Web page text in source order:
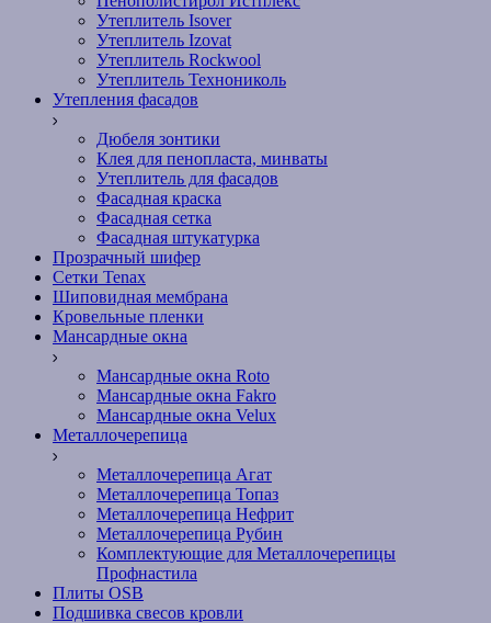
Утеплитель Isover
Утеплитель Izovat
Утеплитель Rockwool
Утеплитель Технониколь
Утепления фасадов
Дюбеля зонтики
Клея для пенопласта, минваты
Утеплитель для фасадов
Фасадная краска
Фасадная сетка
Фасадная штукатурка
Прозрачный шифер
Сетки Tenax
Шиповидная мембрана
Кровельные пленки
Мансардные окна
Мансардные окна Roto
Мансардные окна Fakro
Мансардные окна Velux
Металлочерепица
Металлочерепица Агат
Металлочерепица Топаз
Металлочерепица Нефрит
Металлочерепица Рубин
Комплектующие для Металлочерепицы
Профнастила
Плиты OSB
Подшивка свесов кровли